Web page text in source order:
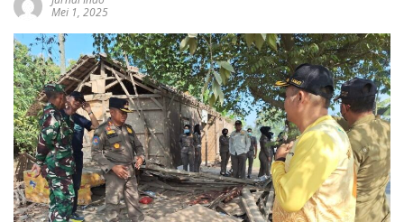
Mei 1, 2025